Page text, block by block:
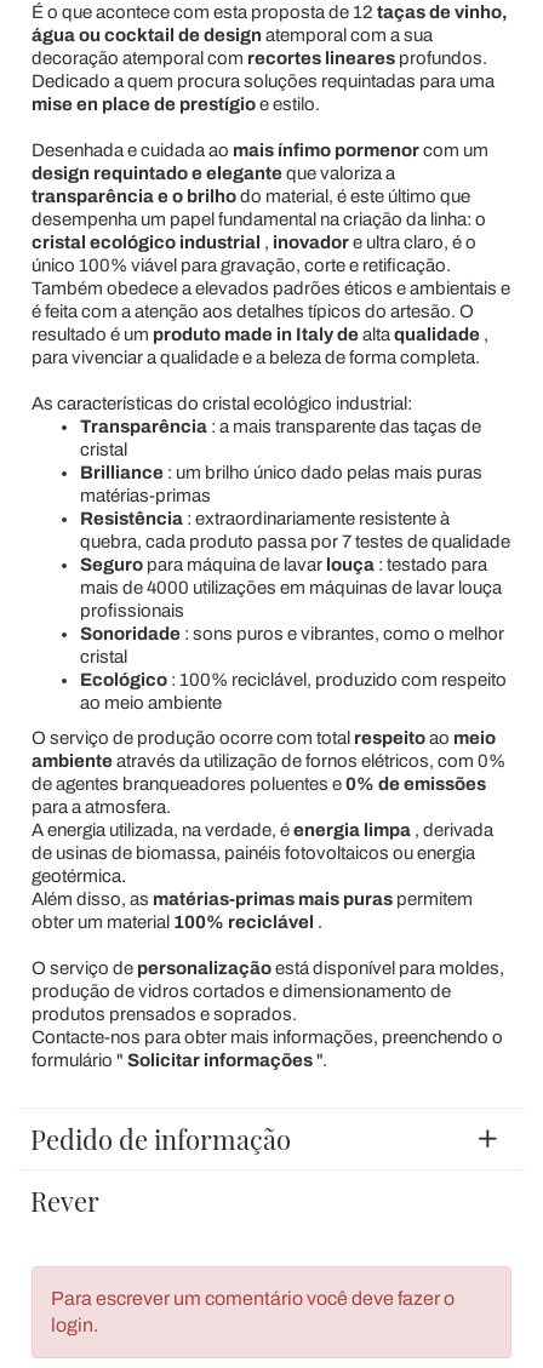
É o que acontece com esta proposta de 12 taças de vinho,
água ou cocktail de design atemporal com a sua
decoração atemporal com recortes linearesprofundos.
Dedicado a quem procura soluções requintadas para uma
mise en place de prestígioe estilo.
Desenhada e cuidada ao mais ínfimo pormenorcom um
design requintado e eleganteque valoriza a
transparência e o brilhodo material, é este último que
desempenha um papel fundamental na criação da linha: o
cristal ecológico industrial , inovadore ultra claro, é o
único 100% viável para gravação, corte e retificação.
Também obedece a elevados padrões éticos e ambientais e
é feita com a atenção aos detalhes típicos do artesão. O
resultado é um produto made in Italy dealta qualidade,
para vivenciar a qualidade e a beleza de forma completa.
As características do cristal ecológico industrial:
Transparência: a mais transparente das taças de
cristal
Brilliance: um brilho único dado pelas mais puras
matérias-primas
Resistência: extraordinariamente resistente à
quebra, cada produto passa por 7 testes de qualidade
Seguropara máquina de lavar louça: testado para
mais de 4000 utilizações em máquinas de lavar louça
profissionais
Sonoridade: sons puros e vibrantes, como o melhor
cristal
Ecológico: 100% reciclável, produzido com respeito
ao meio ambiente
O serviço de produção ocorre com total respeitoao meio
ambienteatravés da utilização de fornos elétricos, com 0%
de agentes branqueadores poluentes e0% de emissões
para a atmosfera.
A energia utilizada, na verdade, éenergia limpa, derivada
de usinas de biomassa, painéis fotovoltaicos ou energia
geotérmica.
Além disso, as matérias-primas mais puraspermitem
obter um material 100% reciclável .
O serviço de personalizaçãoestá disponível para moldes,
produção de vidros cortados e dimensionamento de
produtos prensados e soprados.
Contacte-nos para obter mais informações, preenchendo o
formulário " Solicitar informações".
Pedido de informação
Rever
Para escrever um comentário você deve fazer o
login.